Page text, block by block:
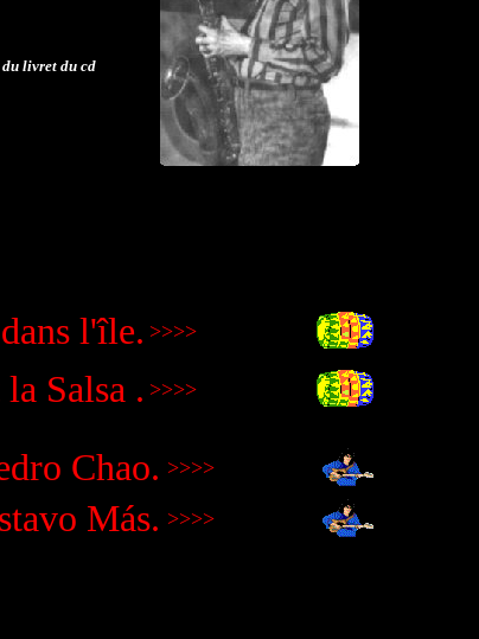
livret du cd
l'île. >>>>
Salsa . >>>>
Chao. >>>>
Más. >>>>